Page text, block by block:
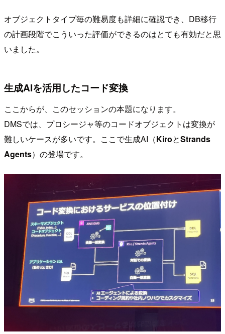
オブジェクトタイプ毎の難易度も詳細に確認でき、DB移行
の計画段階でこういった評価ができるのはとても有効だと思
いました。
生成AIを活用したコード変換
ここからが、このセッションの本題になります。
DMSでは、プロシージャ等のコードオブジェクトは変換が
難しいケースが多いです。ここで生成AI（KiroとStrands
Agents）の登場です。